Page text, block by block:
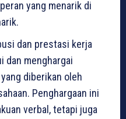
yang menarik di
dan prestasi kerja
dan menghargai
diberikan oleh
Penghargaan ini
verbal, tetapi juga